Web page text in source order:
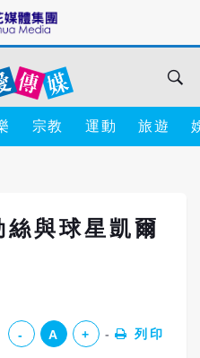
宗教 運動 旅遊
與球星凱爾
- A + 列印